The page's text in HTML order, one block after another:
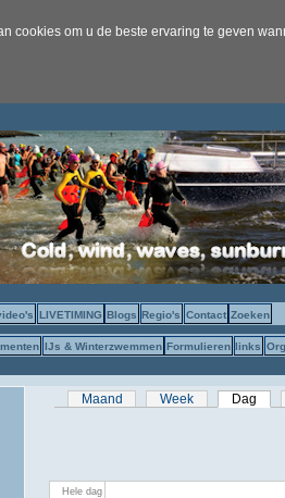
cookies om u de beste ervaring te geven
LIVETIMING Blogs Regio's Contact Zoeken
IJs & Winterzwemmen Formulieren links
Primaire tabs
Maand Week Dag
Hele dag